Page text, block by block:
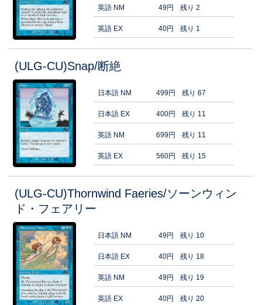
英語 NM 49円 残り 2
英語 EX 40円 残り 1
(ULG-CU)Snap/断絶
日本語 NM 499円 残り 67
日本語 EX 400円 残り 11
英語 NM 699円 残り 11
英語 EX 560円 残り 15
(ULG-CU)Thornwind Faeries/ソーンウィン
ド・フェアリー
日本語 NM 49円 残り 10
日本語 EX 40円 残り 18
英語 NM 49円 残り 19
英語 EX 40円 残り 20